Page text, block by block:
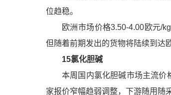
位趋稳。
欧洲市场价格3.50-4.00欧元/
但随着前期发出的货物将陆续到达
15氯化胆碱
本周国内氯化胆碱市场主流价
家报价窄幅趋弱调整，下游随用随